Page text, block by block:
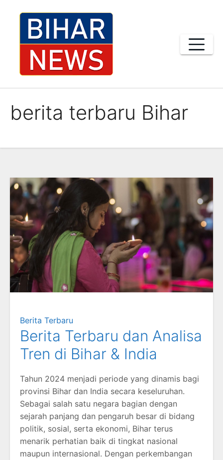
berita terbaru Bihar
Berita Terbaru
Berita Terbaru dan Analisa
Tren di Bihar & India
Tahun 2024 menjadi periode yang dinamis bagi
provinsi Bihar dan India secara keseluruhan.
Sebagai salah satu negara bagian dengan
sejarah panjang dan pengaruh besar di bidang
politik, sosial, serta ekonomi, Bihar terus
menarik perhatian baik di tingkat nasional
maupun internasional. Dengan perkembangan